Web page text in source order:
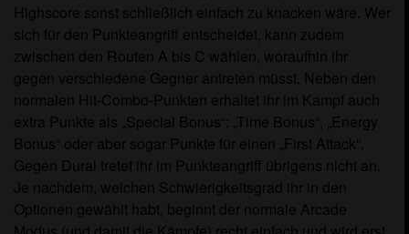
Highscore sonst schließlich einfach zu knacken wäre. Wer
sich für den Punkteangriff entscheidet, kann zudem
zwischen den Routen A bis C wählen, woraufhin ihr
gegen verschiedene Gegner antreten müsst. Neben den
normalen Hit-Combo-Punkten erhaltet ihr im Kampf auch
extra Punkte als „Special Bonus“: „Time Bonus“, „Energy
Bonus“ oder aber sogar Punkte für einen „First Attack“.
Gegen Dural tretet ihr im Punkteangriff übrigens nicht an.
Je nachdem, welchen Schwierigkeitsgrad ihr in den
Optionen gewählt habt, beginnt der normale Arcade